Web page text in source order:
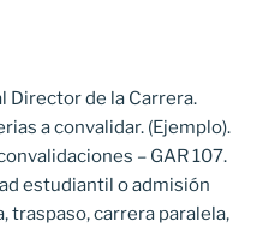
Director de la Carrera.
a convalidar. (Ejemplo).
– GAR 107.
estudiantil o admisión
traspaso, carrera paralela,